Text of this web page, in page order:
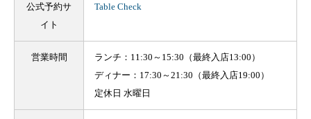
公式予約サ
イト
Table Check
営業時間
ランチ：11:30～15:30（最終入店13:00）
ディナー：17:30～21:30（最終入店19:00）
定休日 水曜日